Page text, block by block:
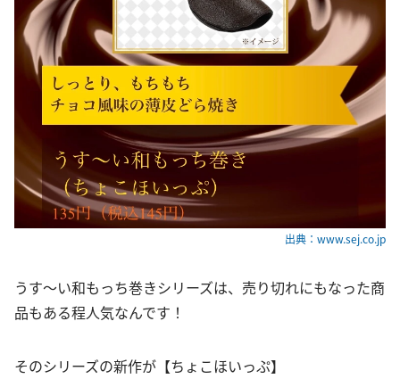
出典：www.sej.co.jp
うす〜い和もっち巻きシリーズは、売り切れにもなった商
品もある程人気なんです！
そのシリーズの新作が【ちょこほいっぷ】